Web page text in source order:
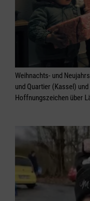
Weihnachts- und
und Quartier (Kassel)
Hoffnungszeichen über